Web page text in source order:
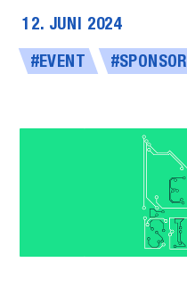
12. JUNI 2024
#EVENT #SPONSOR